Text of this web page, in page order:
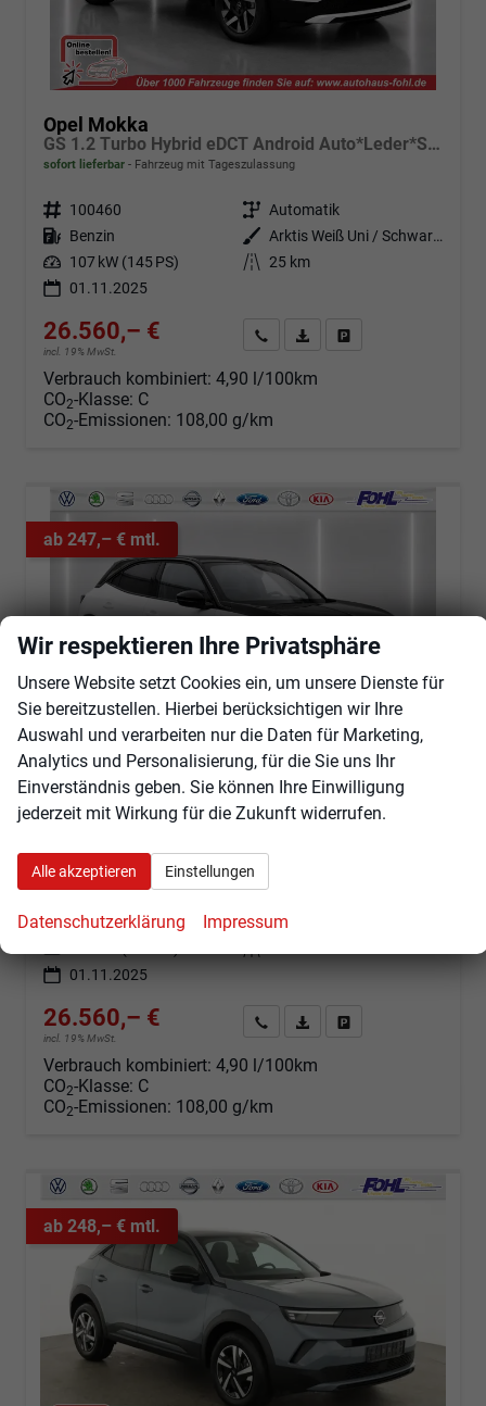
Opel Mokka
GS 1.2 Turbo Hybrid eDCT Android Auto*Leder*SHZ*Kamera*Klimaauto*LED*
sofort lieferbar Fahrzeug mit Tageszulassung
Fahrzeugnr. 100460 Getriebe Automatik
Kraftstoff Benzin Außenfarbe
Arktis Weiß Uni / Schwarzes Dach
Leistung 107 kW (145 PS) Kilometerstand 25 km
01.11.2025
26.560,– €
incl. 19% MwSt.
Angebot anfordern
Fahrzeugexpose (PDF)
Verbrauch kombiniert: 4,90 l/100km
CO2-Klasse: C
CO2-Emissionen: 108,00 g/km
ab 247,– € mtl.
Opel Mokka
sofort lieferbar Fahrzeug mit Tageszulassung
Kraftstoff Benzin Außenfarbe
01.11.2025
26.560,– €
incl. 19% MwSt.
Angebot anfordern
Fahrzeugexpose (PDF)
Verbrauch kombiniert: 4,90 l/100km
CO2-Klasse: C
CO2-Emissionen: 108,00 g/km
ab 248,– € mtl.
Wir respektieren Ihre Privatsphäre
Unsere Website setzt Cookies ein, um unsere Dienste für
Sie bereitzustellen. Hierbei berücksichtigen wir Ihre
Auswahl und verarbeiten nur die Daten für Marketing,
Analytics und Personalisierung, für die Sie uns Ihr
Einverständnis geben. Sie können Ihre Einwilligung
jederzeit mit Wirkung für die Zukunft widerrufen.
Alle akzeptieren Einstellungen
Datenschutzerklärung Impressum